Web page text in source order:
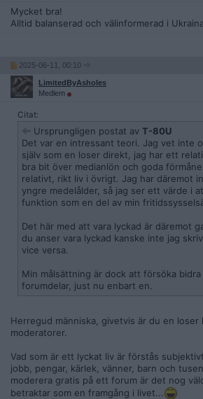
Mycket bra!
Alltid balanserad och välinformerad i
2025-06-11, 00:10
LimitedByAsholes
Medlem
Citat:
Ursprungligen postat av T-80U
Det var en intressant teori. Jag vet inte
själv som en loser direkt, jag har ett
bra bit över medianlön och goda
relativt, rikt liv i övrigt. Jag har däremot
yngre medelålder, så jag ser ett värde i
funktion som en del av min
Det här med att vara lyckad är däremot
du anser vara lyckad kanske inte jag
vice versa.
Min målsättning är dock att försöka
forumdelar, just nu enbart en.
Herregud människa, givetvis är du en loser
moderatorer.
Vad som är ett lyckat liv är förstås
jobb, pengar, kärlek, vänner, barn och
moderera gratis på ett forum är det nog
betraktar som en framgång i livet...